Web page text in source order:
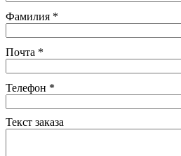
Фамилия *
Почта *
Телефон *
Текст заказа